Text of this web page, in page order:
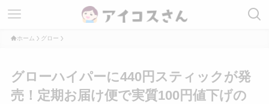
ホーム グロー
グローハイパーに440円スティックが発
売！定期お届け便で実質100円値下げの